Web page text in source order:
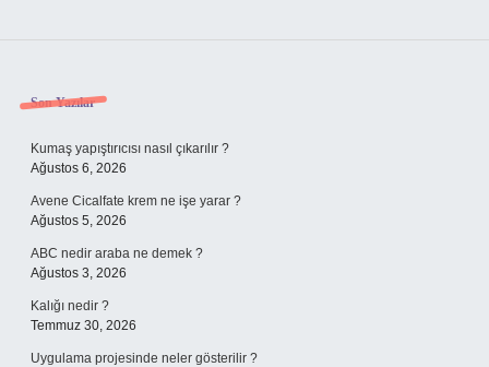
Sidebar
Son Yazılar
Kumaş yapıştırıcısı nasıl çıkarılır ?
Ağustos 6, 2026
Avene Cicalfate krem ne işe yarar ?
Ağustos 5, 2026
ABC nedir araba ne demek ?
Ağustos 3, 2026
Kalığı nedir ?
Temmuz 30, 2026
Uygulama projesinde neler gösterilir ?